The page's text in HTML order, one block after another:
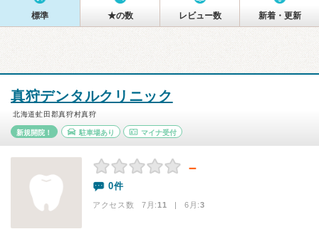
標準 ★の数 レビュー数 新着・更新
真狩デンタルクリニック
北海道虻田郡真狩村真狩
新規開院！ 駐車場あり マイナ受付
－
0件
アクセス数 7月:11 | 6月:3